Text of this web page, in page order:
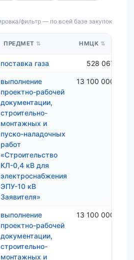
фильтр — по всей базе закупок
ПРЕДМЕТ НМЦК
поставка газа 528 067 ₽
выполнение
проектно-рабочей
документации,
строительно-
монтажных и
пуско-наладочных
работ
«Строительство
КЛ-0,4 кВ для
электроснабжения
ЭПУ-10 кВ
Заявителя»
13 100 000 ₽
выполнение
проектно-рабочей
документации,
строительно-
монтажных и
13 100 000 ₽